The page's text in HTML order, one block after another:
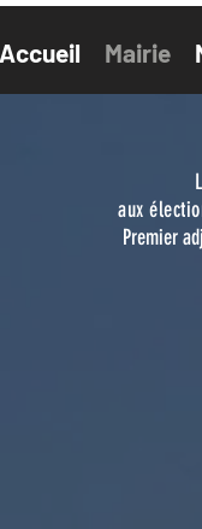
Accueil Mairie
La
aux
Premier